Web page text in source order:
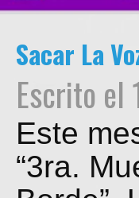
Sacar La
Escrito el
Este
“3ra.